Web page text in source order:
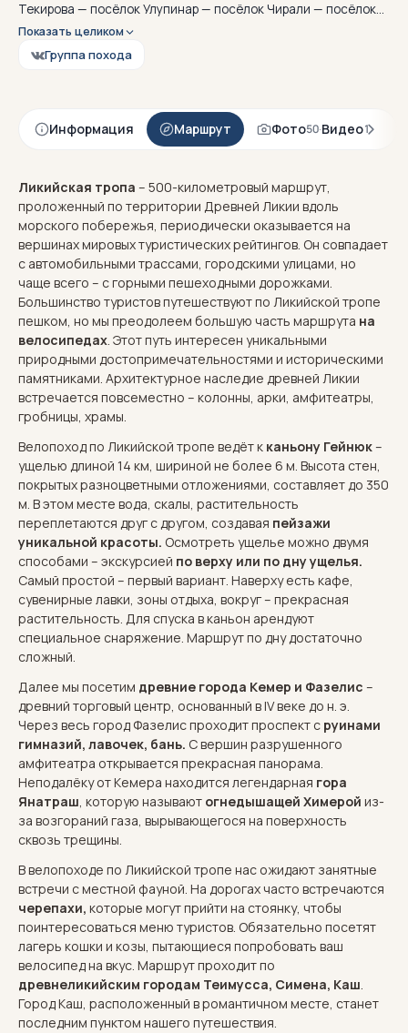
Текирова — посёлок Улупинар — посёлок Чирали — посёлок
Олимпос — посёлок Караоз — город Финике — город Каш
Показать целиком
Группа похода
Информация Маршрут Фото50·Видео1
Ликийская тропа – 500-километровый маршрут,
проложенный по территории Древней Ликии вдоль
морского побережья, периодически оказывается на
вершинах мировых туристических рейтингов. Он совпадает
с автомобильными трассами, городскими улицами, но
чаще всего – с горными пешеходными дорожками.
Большинство туристов путешествуют по Ликийской тропе
пешком, но мы преодолеем большую часть маршрута на
велосипедах. Этот путь интересен уникальными
природными достопримечательностями и историческими
памятниками. Архитектурное наследие древней Ликии
встречается повсеместно – колонны, арки, амфитеатры,
гробницы, храмы.
Велопоход по Ликийской тропе ведёт к каньону Гейнюк–
ущелью длиной 14 км, шириной не более 6 м. Высота стен,
покрытых разноцветными отложениями, составляет до 350
м. В этом месте вода, скалы, растительность
переплетаются друг с другом, создавая пейзажи
уникальной красоты. Осмотреть ущелье можно двумя
способами – экскурсией по верху или по дну ущелья.
Самый простой – первый вариант. Наверху есть кафе,
сувенирные лавки, зоны отдыха, вокруг – прекрасная
растительность. Для спуска в каньон арендуют
специальное снаряжение. Маршрут по дну достаточно
сложный.
Далее мы посетим древние города Кемер и Фазелис –
древний торговый центр, основанный в IV веке до н. э.
Через весь город Фазелис проходит проспект с руинами
гимназий, лавочек, бань. С вершин разрушенного
амфитеатра открывается прекрасная панорама.
Неподалёку от Кемера находится легендарная гора
Янатраш, которую называют огнедышащей Химерой из-
за возгораний газа, вырывающегося на поверхность
сквозь трещины.
В велопоходе по Ликийской тропе нас ожидают занятные
встречи с местной фауной. На дорогах часто встречаются
черепахи, которые могут прийти на стоянку, чтобы
поинтересоваться меню туристов. Обязательно посетят
лагерь кошки и козы, пытающиеся попробовать ваш
велосипед на вкус. Маршрут проходит по
древнеликийским городам Теимусса, Симена, Каш.
Город Каш, расположенный в романтичном месте, станет
последним пунктом нашего путешествия.